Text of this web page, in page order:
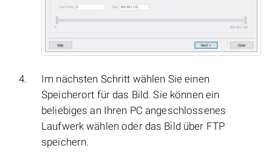
Im nächsten Schritt wählen Sie einen
Speicherort für das Bild. Sie können ein
beliebiges an Ihren PC angeschlossenes
Laufwerk wählen oder das Bild über FTP
speichern.